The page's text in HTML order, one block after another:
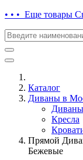
• • • Еще товары
Каталог
Диваны в
Кресла
Прямой
Бежевые